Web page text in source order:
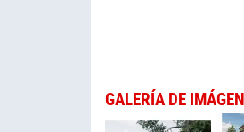
GALERÍA DE